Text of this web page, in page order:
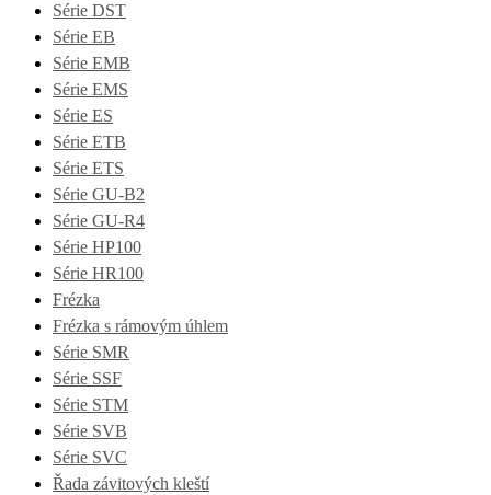
Série DST
Série EB
Série EMB
Série EMS
Série ES
Série ETB
Série ETS
Série GU-B2
Série GU-R4
Série HP100
Série HR100
Frézka
Frézka s rámovým úhlem
Série SMR
Série SSF
Série STM
Série SVB
Série SVC
Řada závitových kleští